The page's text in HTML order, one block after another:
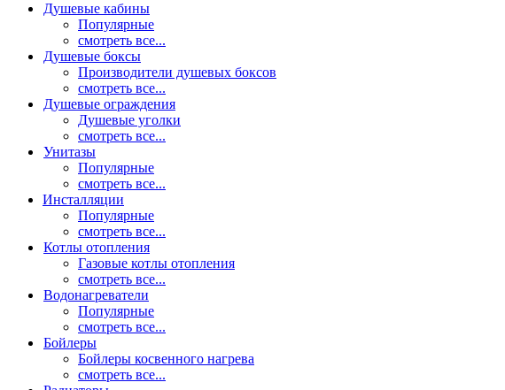
Душевые кабины
Популярные
смотреть все...
Душевые боксы
Производители душевых боксов
смотреть все...
Душевые ограждения
Душевые уголки
смотреть все...
Унитазы
Популярные
смотреть все...
Инсталляции
Популярные
смотреть все...
Котлы отопления
Газовые котлы отопления
смотреть все...
Водонагреватели
Популярные
смотреть все...
Бойлеры
Бойлеры косвенного нагрева
смотреть все...